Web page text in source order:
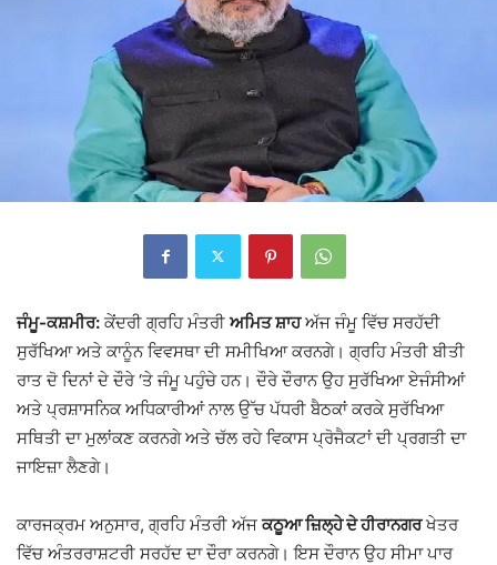
ਜੰਮੂ-ਕਸ਼ਮੀਰ: ਕੇਂਦਰੀ ਗ੍ਰਹਿ ਮੰਤਰੀਅਮਿਤ ਸ਼ਾਹਅੱਜ ਜੰਮੂ ਵਿੱਚ ਸਰਹੱਦੀ
ਸੁਰੱਖਿਆ ਅਤੇ ਕਾਨੂੰਨ ਵਿਵਸਥਾ ਦੀ ਸਮੀਖਿਆ ਕਰਨਗੇ। ਗ੍ਰਹਿ ਮੰਤਰੀ ਬੀਤੀ
ਰਾਤ ਦੋ ਦਿਨਾਂ ਦੇ ਦੌਰੇ ‘ਤੇ ਜੰਮੂ ਪਹੁੰਚੇ ਹਨ। ਦੌਰੇ ਦੌਰਾਨ ਉਹ ਸੁਰੱਖਿਆ ਏਜੰਸੀਆਂ
ਅਤੇ ਪ੍ਰਸ਼ਾਸਨਿਕ ਅਧਿਕਾਰੀਆਂ ਨਾਲ ਉੱਚ ਪੱਧਰੀ ਬੈਠਕਾਂ ਕਰਕੇ ਸੁਰੱਖਿਆ
ਸਥਿਤੀ ਦਾ ਮੁਲਾਂਕਣ ਕਰਨਗੇ ਅਤੇ ਚੱਲ ਰਹੇ ਵਿਕਾਸ ਪ੍ਰੋਜੈਕਟਾਂ ਦੀ ਪ੍ਰਗਤੀ ਦਾ
ਜਾਇਜ਼ਾ ਲੈਣਗੇ।
ਕਾਰਜਕ੍ਰਮ ਅਨੁਸਾਰ, ਗ੍ਰਹਿ ਮੰਤਰੀ ਅੱਜਕਠੂਆ ਜ਼ਿਲ੍ਹੇ ਦੇ ਹੀਰਾਨਗਰਖੇਤਰ
ਵਿੱਚ ਅੰਤਰਰਾਸ਼ਟਰੀ ਸਰਹੱਦ ਦਾ ਦੌਰਾ ਕਰਨਗੇ। ਇਸ ਦੌਰਾਨ ਉਹ ਸੀਮਾ ਪਾਰ